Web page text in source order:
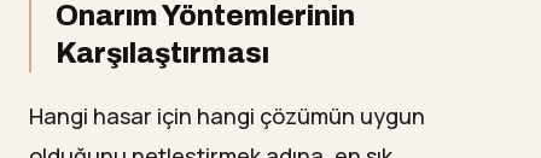
Onarım Yöntemlerinin
Karşılaştırması
Hangi hasar için hangi çözümün uygun